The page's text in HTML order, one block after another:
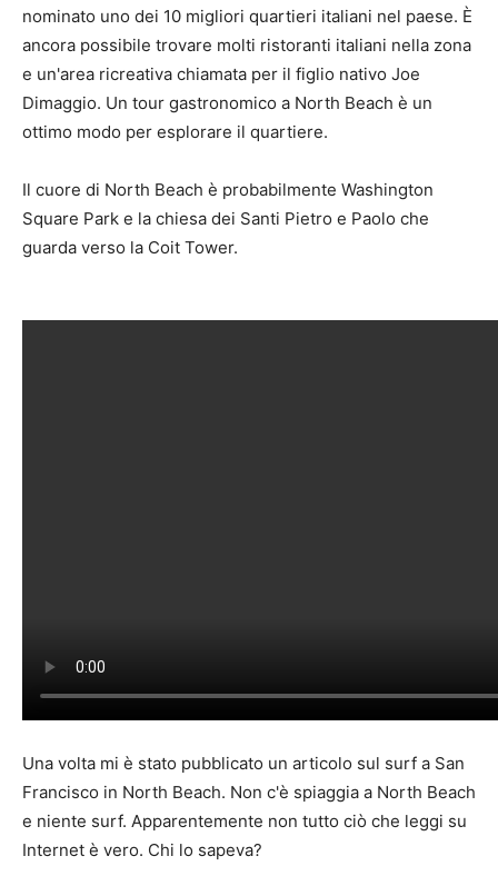
nominato uno dei 10 migliori quartieri italiani nel paese. È
ancora possibile trovare molti ristoranti italiani nella zona
e un'area ricreativa chiamata per il figlio nativo Joe
Dimaggio. Un tour gastronomico a North Beach è un
ottimo modo per esplorare il quartiere.
Il cuore di North Beach è probabilmente Washington
Square Park e la chiesa dei Santi Pietro e Paolo che
guarda verso la Coit Tower.
Una volta mi è stato pubblicato un articolo sul surf a San
Francisco in North Beach. Non c'è spiaggia a North Beach
e niente surf. Apparentemente non tutto ciò che leggi su
Internet è vero. Chi lo sapeva?